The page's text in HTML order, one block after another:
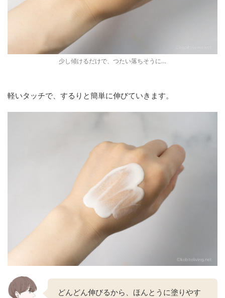
少し傾けるだけで、つたい落ちそうに…
軽いタッチで、するりと簡単に伸びていきます。
どんどん伸びるから、ほんとうに塗りやす